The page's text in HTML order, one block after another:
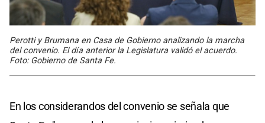
Perotti y Brumana en Casa de Gobierno analizando la marcha
del convenio. El día anterior la Legislatura validó el acuerdo.
Foto: Gobierno de Santa Fe.
En los considerandos del convenio se señala que